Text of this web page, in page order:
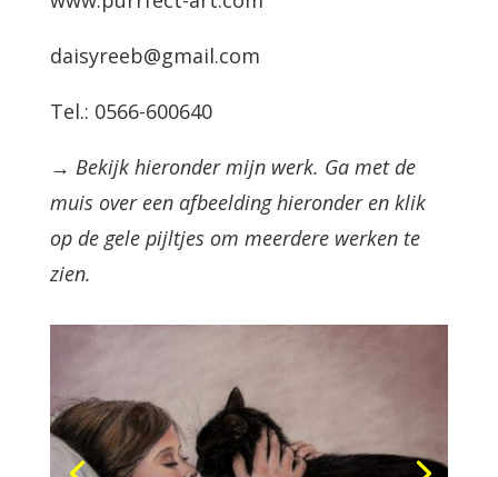
daisyreeb@gmail.com
Tel.: 0566-600640
→ Bekijk hieronder mijn werk. Ga met de
muis over een afbeelding hieronder en klik
op de gele pijltjes om meerdere werken te
zien.